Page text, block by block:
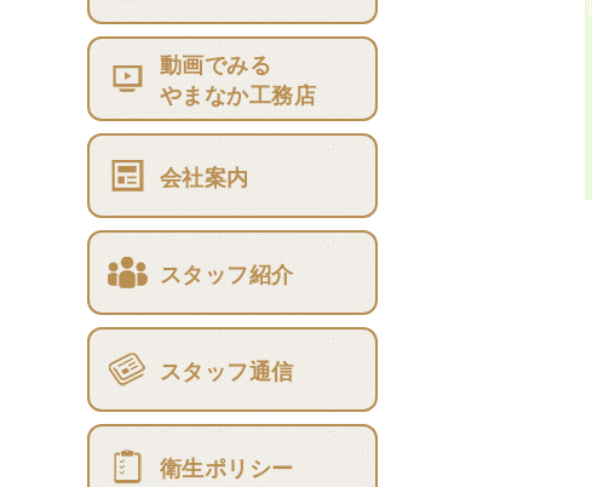
動画でみる
やまなか工務店
会社案内
スタッフ紹介
スタッフ通信
衛生ポリシー